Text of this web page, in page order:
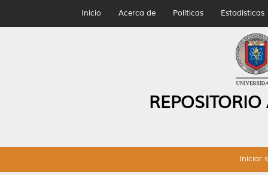
Inicio Acerca de Políticas Estadísticas
Iniciar